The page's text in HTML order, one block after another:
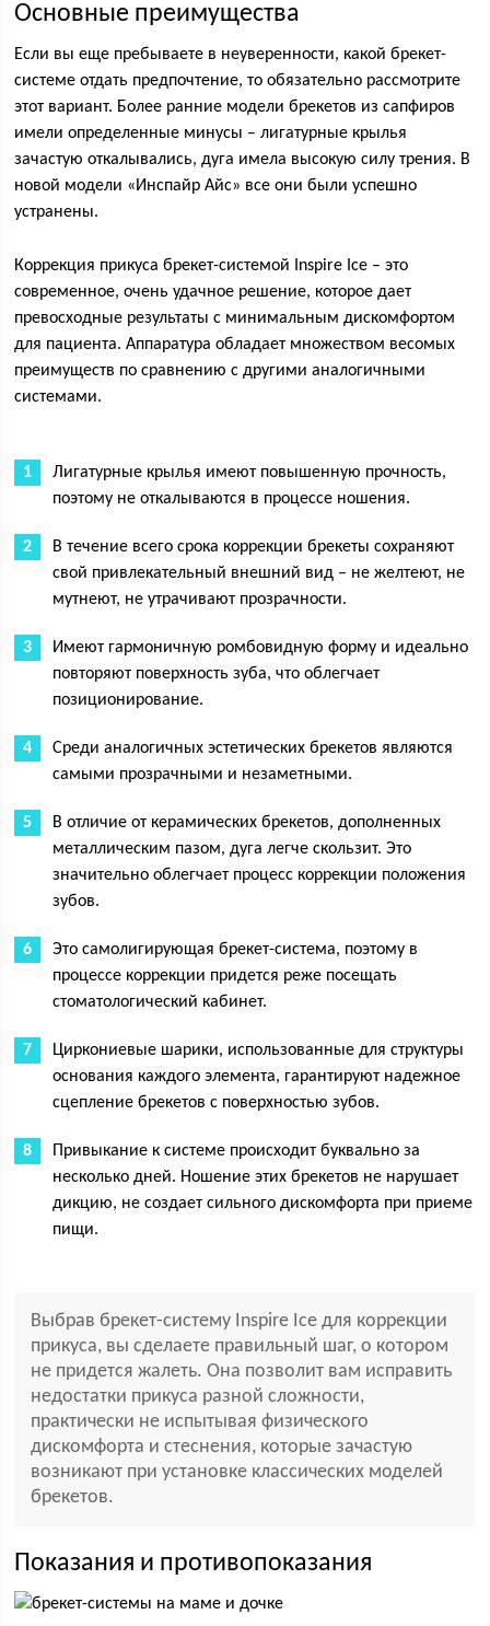
Основные преимущества
Если вы еще пребываете в неуверенности, какой брекет-
системе отдать предпочтение, то обязательно рассмотрите
этот вариант. Более ранние модели брекетов из сапфиров
имели определенные минусы – лигатурные крылья
зачастую откалывались, дуга имела высокую силу трения. В
новой модели «Инспайр Айс» все они были успешно
устранены.
Коррекция прикуса брекет-системой Inspire Ice – это
современное, очень удачное решение, которое дает
превосходные результаты с минимальным дискомфортом
для пациента. Аппаратура обладает множеством весомых
преимуществ по сравнению с другими аналогичными
системами.
Лигатурные крылья имеют повышенную прочность,
поэтому не откалываются в процессе ношения.
В течение всего срока коррекции брекеты сохраняют
свой привлекательный внешний вид – не желтеют, не
мутнеют, не утрачивают прозрачности.
Имеют гармоничную ромбовидную форму и идеально
повторяют поверхность зуба, что облегчает
позиционирование.
Среди аналогичных эстетических брекетов являются
самыми прозрачными и незаметными.
В отличие от керамических брекетов, дополненных
металлическим пазом, дуга легче скользит. Это
значительно облегчает процесс коррекции положения
зубов.
Это самолигирующая брекет-система, поэтому в
процессе коррекции придется реже посещать
стоматологический кабинет.
Циркониевые шарики, использованные для структуры
основания каждого элемента, гарантируют надежное
сцепление брекетов с поверхностью зубов.
Привыкание к системе происходит буквально за
несколько дней. Ношение этих брекетов не нарушает
дикцию, не создает сильного дискомфорта при приеме
пищи.
Выбрав брекет-систему Inspire Ice для коррекции
прикуса, вы сделаете правильный шаг, о котором
не придется жалеть. Она позволит вам исправить
недостатки прикуса разной сложности,
практически не испытывая физического
дискомфорта и стеснения, которые зачастую
возникают при установке классических моделей
брекетов.
Показания и противопоказания